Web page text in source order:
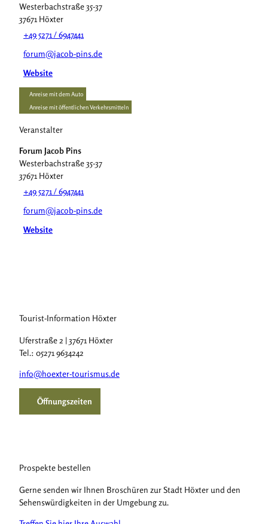
Westerbachstraße 35-37
37671 Höxter
+49 5271 / 6947441
forum@jacob-pins.de
Website
Anreise mit dem Auto
Anreise mit öffentlichen Verkehrsmitteln
Veranstalter
Forum Jacob Pins
Westerbachstraße 35-37
37671 Höxter
+49 5271 / 6947441
forum@jacob-pins.de
Website
Tourist-Information Höxter
Uferstraße 2 | 37671 Höxter
Tel.: 05271 9634242
info@hoexter-tourismus.de
Öffnungszeiten
Prospekte bestellen
Gerne senden wir Ihnen Broschüren zur Stadt Höxter und den
Sehenswürdigkeiten in der Umgebung zu.